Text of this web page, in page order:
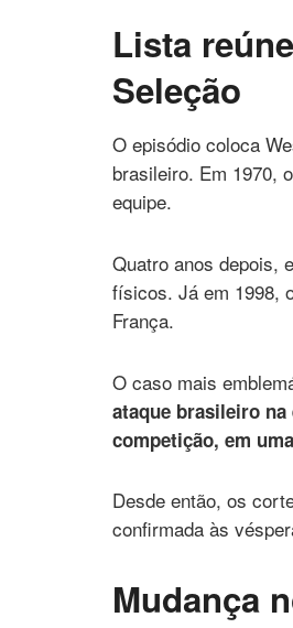
Lista
Seleção
O episódio coloca
brasileiro. Em 1970,
equipe.
Quatro anos depois,
físicos. Já em 1998,
França.
O caso mais
ataque brasileiro na
competição, em
Desde então, os
confirmada às
Mudança